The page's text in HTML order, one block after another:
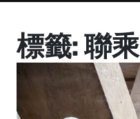
標籤:聯乘